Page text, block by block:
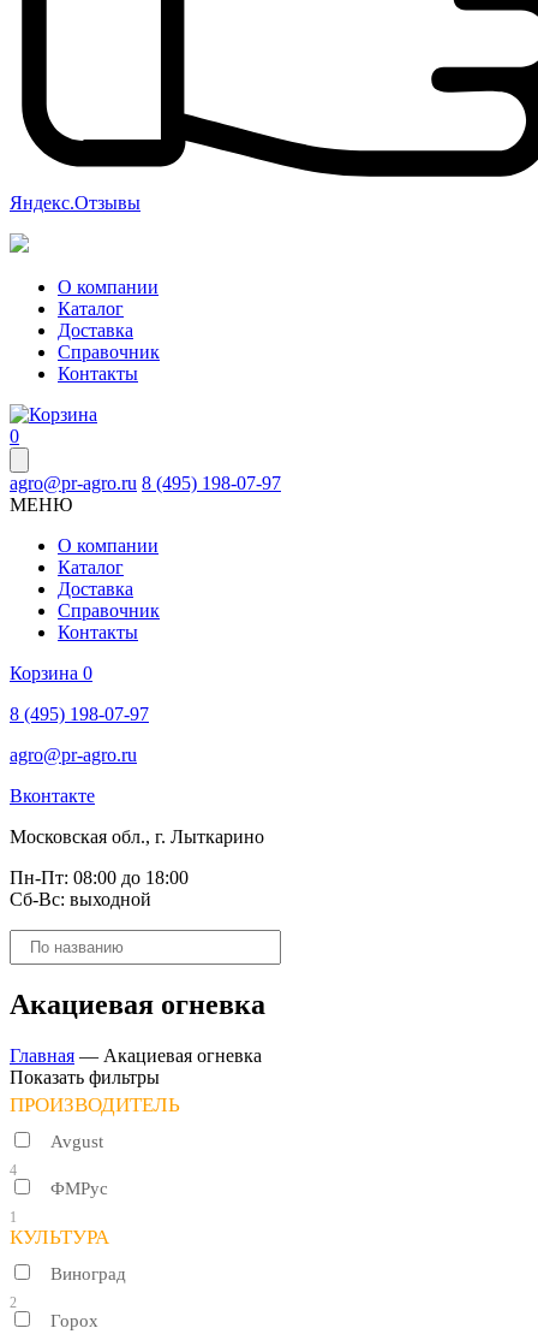
Яндекс.Отзывы
О компании
Каталог
Доставка
Справочник
Контакты
0
agro@pr-agro.ru 8 (495) 198-07-97
МЕНЮ
О компании
Каталог
Доставка
Справочник
Контакты
Корзина 0
8 (495) 198-07-97
agro@pr-agro.ru
Вконтакте
Московская обл., г. Лыткарино
Пн-Пт: 08:00 до 18:00
Сб-Вс: выходной
Поиск
товаров
Акациевая огневка
Главная — Акациевая огневка
Показать фильтры
ПРОИЗВОДИТЕЛЬ
Avgust
4
ФМРус
1
КУЛЬТУРА
Виноград
2
Горох